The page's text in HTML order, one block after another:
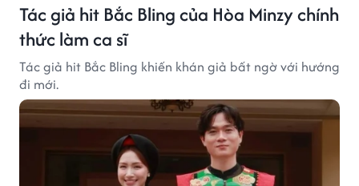
Tác giả hit Bắc Bling của Hòa Minzy chính
thức làm ca sĩ
Tác giả hit Bắc Bling khiến khán giả bất ngờ với hướng
đi mới.